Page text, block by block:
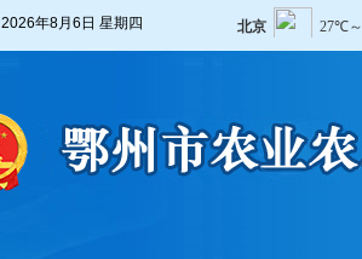
2026年8月6日 星期四